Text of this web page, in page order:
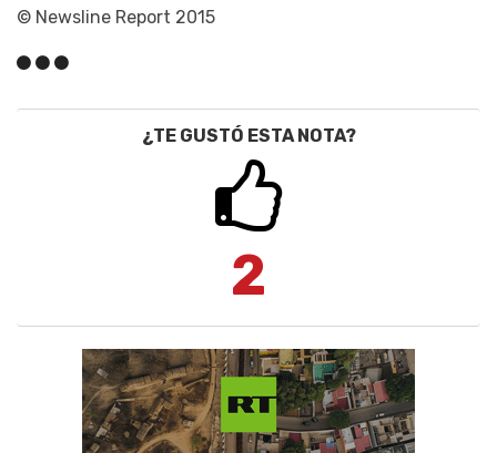
© Newsline Report 2015
¿TE GUSTÓ ESTA NOTA?
2